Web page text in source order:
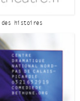
histoires